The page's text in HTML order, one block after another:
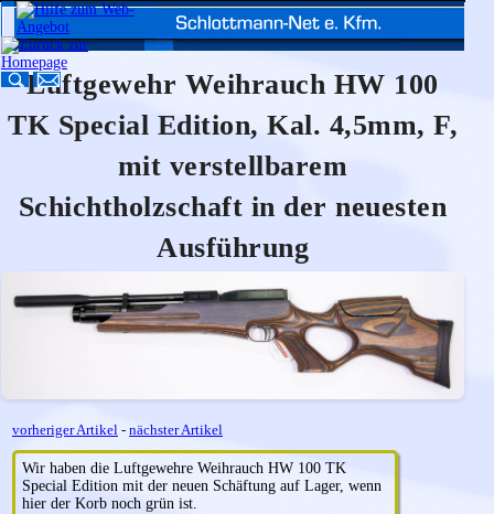
Luftgewehr Weihrauch HW 100
TK Special Edition, Kal. 4,5mm, F,
mit verstellbarem
Schichtholzschaft in der neuesten
Ausführung
vorheriger Artikel - nächster Artikel
Wir haben die Luftgewehre Weihrauch HW 100 TK
Special Edition mit der neuen Schäftung auf Lager, wenn
hier der Korb noch grün ist.